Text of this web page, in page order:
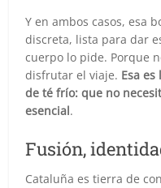
Y en ambos casos, esa
discreta, lista para dar
cuerpo lo pide. Porque
disfrutar el viaje. Esa
de té frío: que no
esencial.
Fusión,
Cataluña es tierra de